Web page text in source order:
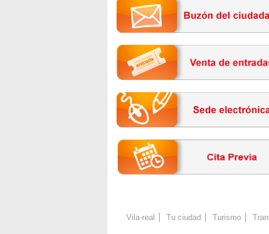
Vila-real Tu ciudad Turismo